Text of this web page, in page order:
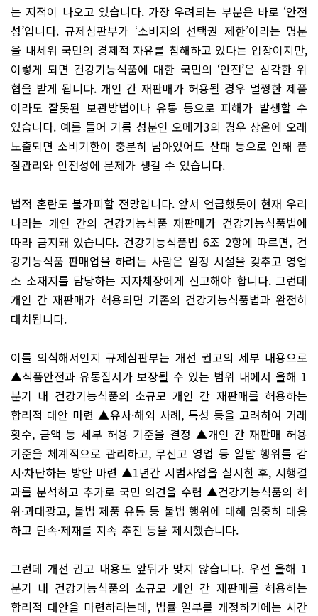
는 지적이 나오고 있습니다. 가장 우려되는 부분은 바로 ‘안전
성’입니다. 규제심판부가 ‘소비자의 선택권 제한’이라는 명분
을 내세워 국민의 경제적 자유를 침해하고 있다는 입장이지만,
이렇게 되면 건강기능식품에 대한 국민의 ‘안전’은 심각한 위
협을 받게 됩니다. 개인 간 재판매가 허용될 경우 멀쩡한 제품
이라도 잘못된 보관방법이나 유통 등으로 피해가 발생할 수
있습니다. 예를 들어 기름 성분인 오메가3의 경우 상온에 오래
노출되면 소비기한이 충분히 남아있어도 산패 등으로 인해 품
질관리와 안전성에 문제가 생길 수 있습니다.
법적 혼란도 불가피할 전망입니다. 앞서 언급했듯이 현재 우리
나라는 개인 간의 건강기능식품 재판매가 건강기능식품법에
따라 금지돼 있습니다. 건강기능식품법 6조 2항에 따르면, 건
강기능식품 판매업을 하려는 사람은 일정 시설을 갖추고 영업
소 소재지를 담당하는 지자체장에게 신고해야 합니다. 그런데
개인 간 재판매가 허용되면 기존의 건강기능식품법과 완전히
대치됩니다.
이를 의식해서인지 규제심판부는 개선 권고의 세부 내용으로
▲식품안전과 유통질서가 보장될 수 있는 범위 내에서 올해 1
분기 내 건강기능식품의 소규모 개인 간 재판매를 허용하는
합리적 대안 마련 ▲유사·해외 사례, 특성 등을 고려하여 거래
횟수, 금액 등 세부 허용 기준을 결정 ▲개인 간 재판매 허용
기준을 체계적으로 관리하고, 무신고 영업 등 일탈 행위를 감
시·차단하는 방안 마련 ▲1년간 시범사업을 실시한 후, 시행결
과를 분석하고 추가로 국민 의견을 수렴 ▲건강기능식품의 허
위·과대광고, 불법 제품 유통 등 불법 행위에 대해 엄중히 대응
하고 단속·제재를 지속 추진 등을 제시했습니다.
그런데 개선 권고 내용도 앞뒤가 맞지 않습니다. 우선 올해 1
분기 내 건강기능식품의 소규모 개인 간 재판매를 허용하는
합리적 대안을 마련하라는데, 법률 일부를 개정하기에는 시간